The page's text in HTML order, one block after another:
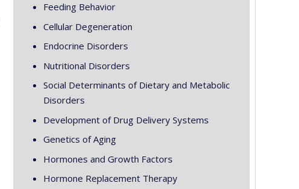
Feeding Behavior
Cellular Degeneration
Endocrine Disorders
Nutritional Disorders
Social Determinants of Dietary and Metabolic
Disorders
Development of Drug Delivery Systems
Genetics of Aging
Hormones and Growth Factors
Hormone Replacement Therapy